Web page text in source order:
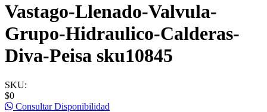
Vastago-Llenado-Valvula-
Grupo-Hidraulico-Calderas-
Diva-Peisa sku10845
SKU:
$0
Consultar Disponibilidad